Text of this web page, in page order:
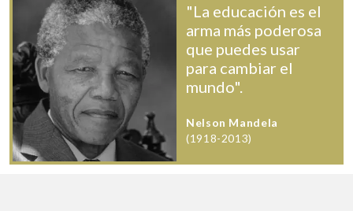
"La educación es el
arma más poderosa
que puedes usar
para cambiar el
mundo".
Nelson Mandela
(1918-2013)